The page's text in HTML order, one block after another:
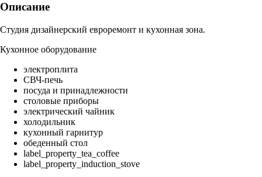
Описание
Студия дизайнерский евроремонт и кухонная зона.
Кухонное оборудование
электроплита
СВЧ-печь
посуда и принадлежности
столовые приборы
электрический чайник
холодильник
кухонный гарнитур
обеденный стол
label_property_tea_coffee
label_property_induction_stove